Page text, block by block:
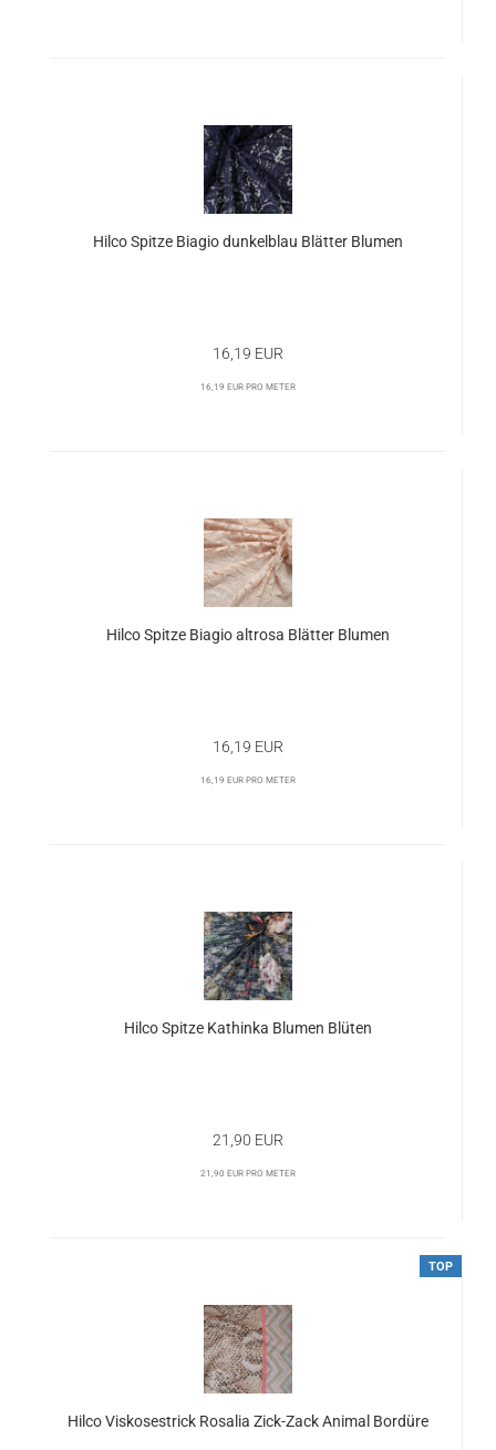
Hilco Spitze Biagio dunkelblau Blätter Blumen
16,19 EUR
16,19 EUR pro Meter
Hilco Spitze Biagio altrosa Blätter Blumen
16,19 EUR
16,19 EUR pro Meter
Hilco Spitze Kathinka Blumen Blüten
21,90 EUR
21,90 EUR pro Meter
TOP
Hilco Viskosestrick Rosalia Zick-Zack Animal Bordüre